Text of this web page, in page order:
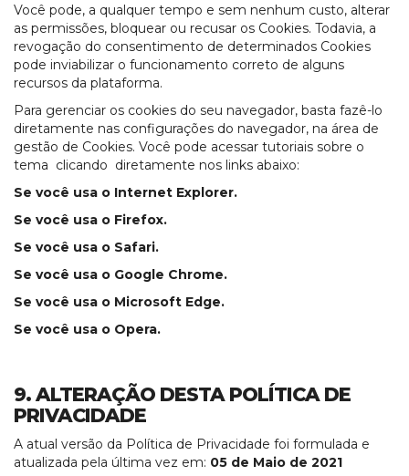
Você pode, a qualquer tempo e sem nenhum custo, alterar
as permissões, bloquear ou recusar os Cookies. Todavia, a
revogação do consentimento de determinados Cookies
pode inviabilizar o funcionamento correto de alguns
recursos da plataforma.
Para gerenciar os cookies do seu navegador, basta fazê-lo
diretamente nas configurações do navegador, na área de
gestão de Cookies. Você pode acessar tutoriais sobre o
tema clicando diretamente nos links abaixo:
Se você usa o Internet Explorer.
Se você usa o Firefox.
Se você usa o Safari.
Se você usa o Google Chrome.
Se você usa o Microsoft Edge.
Se você usa o Opera.
9. ALTERAÇÃO DESTA POLÍTICA DE
PRIVACIDADE
A atual versão da Política de Privacidade foi formulada e
atualizada pela última vez em: 05 de Maio de 2021